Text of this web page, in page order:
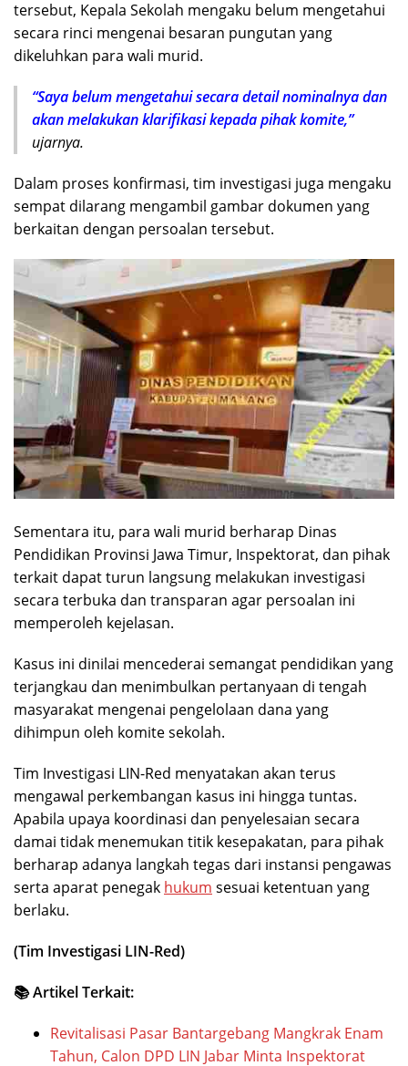
tersebut, Kepala Sekolah mengaku belum mengetahui
secara rinci mengenai besaran pungutan yang
dikeluhkan para wali murid.
“Saya belum mengetahui secara detail nominalnya dan
akan melakukan klarifikasi kepada pihak komite,”
ujarnya.
Dalam proses konfirmasi, tim investigasi juga mengaku
sempat dilarang mengambil gambar dokumen yang
berkaitan dengan persoalan tersebut.
Sementara itu, para wali murid berharap Dinas
Pendidikan Provinsi Jawa Timur, Inspektorat, dan pihak
terkait dapat turun langsung melakukan investigasi
secara terbuka dan transparan agar persoalan ini
memperoleh kejelasan.
Kasus ini dinilai mencederai semangat pendidikan yang
terjangkau dan menimbulkan pertanyaan di tengah
masyarakat mengenai pengelolaan dana yang
dihimpun oleh komite sekolah.
Tim Investigasi LIN-Red menyatakan akan terus
mengawal perkembangan kasus ini hingga tuntas.
Apabila upaya koordinasi dan penyelesaian secara
damai tidak menemukan titik kesepakatan, para pihak
berharap adanya langkah tegas dari instansi pengawas
serta aparat penegak hukum sesuai ketentuan yang
berlaku.
(Tim Investigasi LIN-Red)
📚 Artikel Terkait:
Revitalisasi Pasar Bantargebang Mangkrak Enam
Tahun, Calon DPD LIN Jabar Minta Inspektorat